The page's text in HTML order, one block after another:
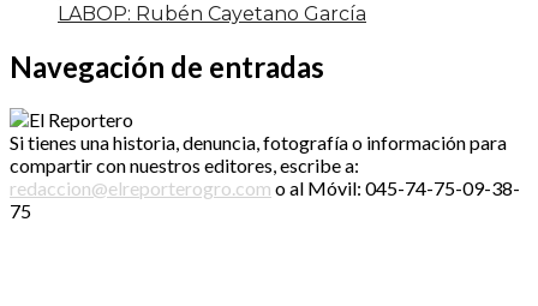
LABOP: Rubén Cayetano García
Navegación de entradas
Si tienes una historia, denuncia, fotografía o información para
compartir con nuestros editores, escribe a:
redaccion@elreporterogro.com o al Móvil: 045-74-75-09-38-
75